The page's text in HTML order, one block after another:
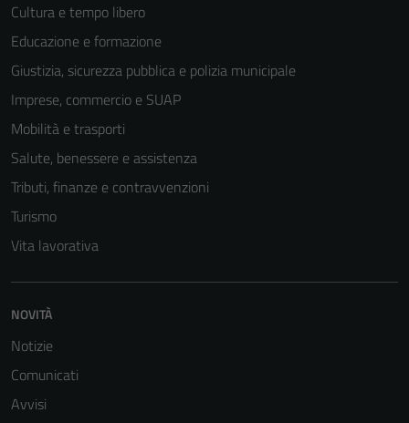
Cultura e tempo libero
Educazione e formazione
Giustizia, sicurezza pubblica e polizia municipale
Imprese, commercio e SUAP
Mobilità e trasporti
Salute, benessere e assistenza
Tributi, finanze e contravvenzioni
Turismo
Vita lavorativa
NOVITÀ
Notizie
Comunicati
Avvisi
disabilitati.